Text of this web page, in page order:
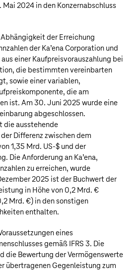
Mai 2024 in den Konzernabschluss
der Erreichung
der Ka’ena Corporation und
einer Kaufpreisvorauszahlung bei
die bestimmten vereinbarten
sowie einer variablen,
die am
ist. Am 30. Juni 2025 wurde eine
abgeschlossen.
die ausstehende
Differenz zwischen dem
1,35 Mrd. US‑$ und der
Die Anforderung an Ka’ena,
zu erreichen, wurde
2025 ist der Buchwert der
in Höhe von 0,2 Mrd. €
Mrd. €) in den sonstigen
enthalten.
eines
gemäß IFRS 3. Die
die Bewertung der Vermögenswerte
übertragenen Gegenleistung zum